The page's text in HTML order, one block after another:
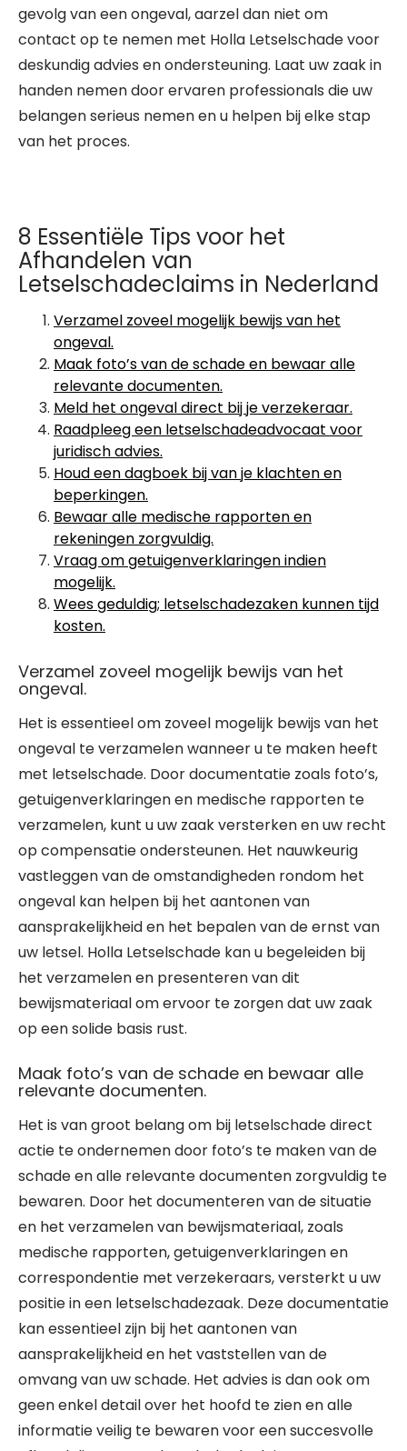
gevolg van een ongeval, aarzel dan niet om
contact op te nemen met Holla Letselschade voor
deskundig advies en ondersteuning. Laat uw zaak in
handen nemen door ervaren professionals die uw
belangen serieus nemen en u helpen bij elke stap
van het proces.
8 Essentiële Tips voor het
Afhandelen van
Letselschadeclaims in Nederland
Verzamel zoveel mogelijk bewijs van het
ongeval.
Maak foto’s van de schade en bewaar alle
relevante documenten.
Meld het ongeval direct bij je verzekeraar.
Raadpleeg een letselschadeadvocaat voor
juridisch advies.
Houd een dagboek bij van je klachten en
beperkingen.
Bewaar alle medische rapporten en
rekeningen zorgvuldig.
Vraag om getuigenverklaringen indien
mogelijk.
Wees geduldig; letselschadezaken kunnen tijd
kosten.
Verzamel zoveel mogelijk bewijs van het
ongeval.
Het is essentieel om zoveel mogelijk bewijs van het
ongeval te verzamelen wanneer u te maken heeft
met letselschade. Door documentatie zoals foto’s,
getuigenverklaringen en medische rapporten te
verzamelen, kunt u uw zaak versterken en uw recht
op compensatie ondersteunen. Het nauwkeurig
vastleggen van de omstandigheden rondom het
ongeval kan helpen bij het aantonen van
aansprakelijkheid en het bepalen van de ernst van
uw letsel. Holla Letselschade kan u begeleiden bij
het verzamelen en presenteren van dit
bewijsmateriaal om ervoor te zorgen dat uw zaak
op een solide basis rust.
Maak foto’s van de schade en bewaar alle
relevante documenten.
Het is van groot belang om bij letselschade direct
actie te ondernemen door foto’s te maken van de
schade en alle relevante documenten zorgvuldig te
bewaren. Door het documenteren van de situatie
en het verzamelen van bewijsmateriaal, zoals
medische rapporten, getuigenverklaringen en
correspondentie met verzekeraars, versterkt u uw
positie in een letselschadezaak. Deze documentatie
kan essentieel zijn bij het aantonen van
aansprakelijkheid en het vaststellen van de
omvang van uw schade. Het advies is dan ook om
geen enkel detail over het hoofd te zien en alle
informatie veilig te bewaren voor een succesvolle